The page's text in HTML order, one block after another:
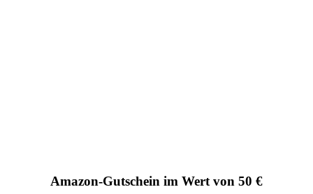
Amazon-Gutschein im Wert von 50 €